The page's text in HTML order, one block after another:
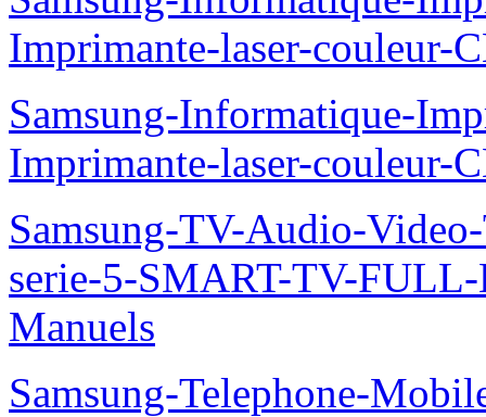
Imprimante-laser-couleur-
Samsung-Informatique-
Imprimante-laser-couleur-
Samsung-TV-Audio-
serie-5-SMART-TV-
Manuels
Samsung-Telephone-